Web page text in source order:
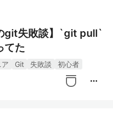
git失敗談】`git pull`
てた
Git 失敗談 初心者
more_horiz